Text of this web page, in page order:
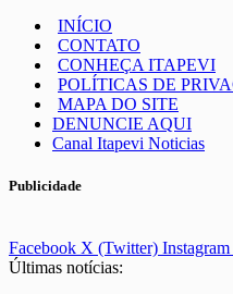
INÍCIO
CONTATO
CONHEÇA ITAPEVI
POLÍTICAS DE
MAPA DO SITE
DENUNCIE AQUI
Canal Itapevi Noticias
Publicidade
Facebook X (Twitter) Instagram
Últimas notícias: